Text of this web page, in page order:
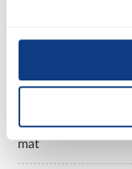
imitacja kamienia
Tak
Powierzchnia:
mat